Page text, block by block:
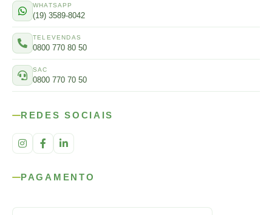
WHATSAPP
(19) 3589-8042
TELEVENDAS
0800 770 80 50
SAC
0800 770 70 50
REDES SOCIAIS
PAGAMENTO